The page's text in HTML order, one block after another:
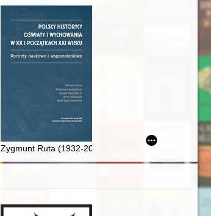
1950)
(1204-1261). (4),
Zygmunt Ruta (1932-2021) : Borusowa - Tarnów -